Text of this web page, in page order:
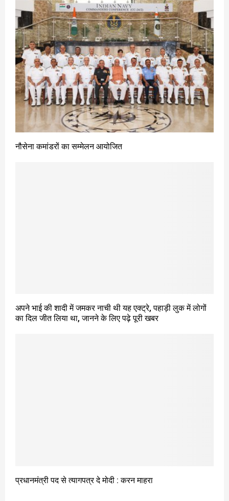
नौसेना कमांडरों का सम्मेलन आयोजित
अपने भाई की शादी में जमकर नाची थी यह एक्ट्रे, पहाड़ी लुक में लोगों
का दिल जीत लिया था, जानने के लिए पढ़े पूरी खबर
प्रधानमंत्री पद से त्यागपत्र दे मोदी : करन माहरा